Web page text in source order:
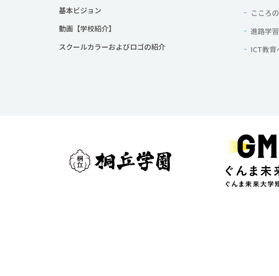
基本ビジョン
動画【学校紹介】
スクールカラーおよびロゴの紹介
こころ
進路学習
ICT教育